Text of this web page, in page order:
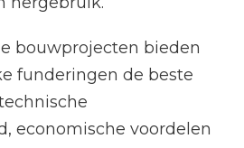
bouwprojecten bieden
funderingen de beste
economische voordelen